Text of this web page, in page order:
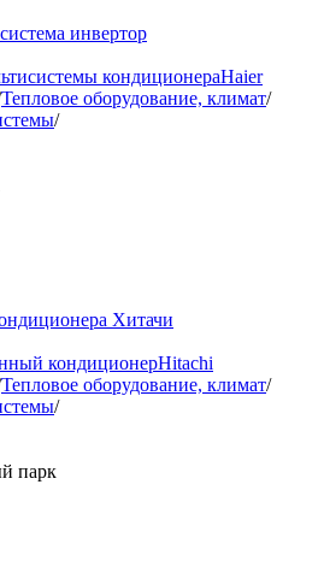
инвертор
кондиционераHaier
Тепловое оборудование, климат/
/
Хитачи
кондиционерHitachi
Тепловое оборудование, климат/
/
парк